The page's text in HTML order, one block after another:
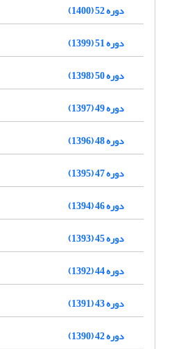
دوره 52 (1400)
دوره 51 (1399)
دوره 50 (1398)
دوره 49 (1397)
دوره 48 (1396)
دوره 47 (1395)
دوره 46 (1394)
دوره 45 (1393)
دوره 44 (1392)
دوره 43 (1391)
دوره 42 (1390)